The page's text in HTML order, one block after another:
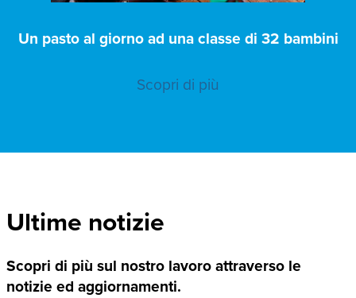
Un pasto al giorno ad una classe di 32 bambini
Scopri di più
Ultime notizie
Scopri di più sul nostro lavoro attraverso le
notizie ed aggiornamenti.